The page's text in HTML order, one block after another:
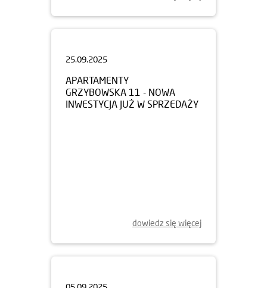
APARTAMENTY
GRZYBOWSKA 11 - NOWA
INWESTYCJA JUŻ W SPRZEDAŻY
dowiedz się więcej